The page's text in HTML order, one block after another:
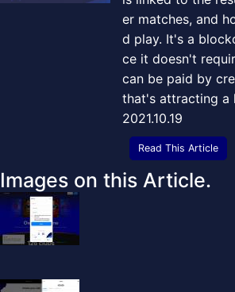
er matches, and
d play. It's a
ce it doesn't
can be paid by
that's attracting a
2021.10.19
Read This Article
Images on this Article.